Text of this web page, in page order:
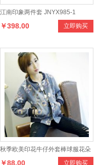
江南印象两件套 JNYX985-1
立即购买
￥398.00
秋季欧美印花牛仔外套棒球服花朵
立即购买
￥88.00